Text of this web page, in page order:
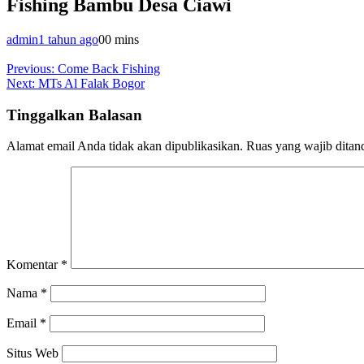
Fishing Bambu Desa Ciawi
admin1 tahun ago00 mins
Navigasi
pos
Previous: Come Back Fishing
Next: MTs Al Falak Bogor
Tinggalkan Balasan
Alamat email Anda tidak akan dipublikasikan. Ruas yang wajib
Komentar *
Nama *
Email *
Situs Web